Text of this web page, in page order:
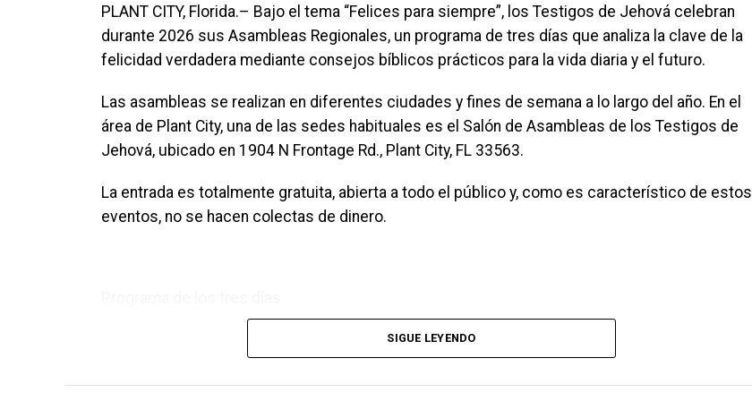
PLANT CITY, Florida.– Bajo el tema “Felices para siempre”, los Testigos de Jehová celebran
durante 2026 sus Asambleas Regionales, un programa de tres días que analiza la clave de la
felicidad verdadera mediante consejos bíblicos prácticos para la vida diaria y el futuro.
Las asambleas se realizan en diferentes ciudades y fines de semana a lo largo del año. En el
área de Plant City, una de las sedes habituales es el Salón de Asambleas de los Testigos de
Jehová, ubicado en 1904 N Frontage Rd., Plant City, FL 33563.
La entrada es totalmente gratuita, abierta a todo el público y, como es característico de estos
eventos, no se hacen colectas de dinero.
Cada jornada desarrolla un tema bíblico específico:
Viernes – Mateo 5:3
SIGUE LEYENDO